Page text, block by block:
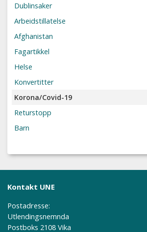
Dublinsaker
Arbeidstillatelse
Afghanistan
Fagartikkel
Helse
Konvertitter
Korona/Covid-19
Returstopp
Barn
Kontakt UNE
Postadresse:
Utlendingsnemnda
Postboks 2108 Vika